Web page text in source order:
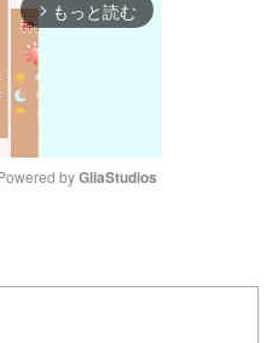
arrow_forward_ios もっと読む
by GliaStudios